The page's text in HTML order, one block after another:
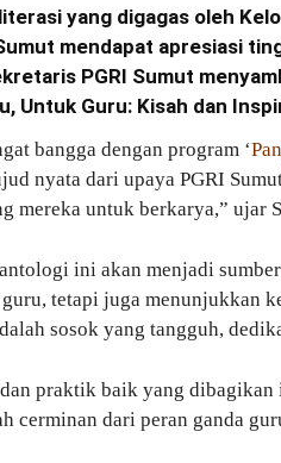
yang digagas oleh
mendapat apresiasi
PGRI Sumut
Untuk Guru: Kisah dan
bangga dengan program ‘
nyata dari upaya PGRI
mereka untuk berkarya,” ujar
ini akan menjadi
tetapi juga menunjukkan
sosok yang tangguh,
praktik baik yang
cerminan dari peran ganda